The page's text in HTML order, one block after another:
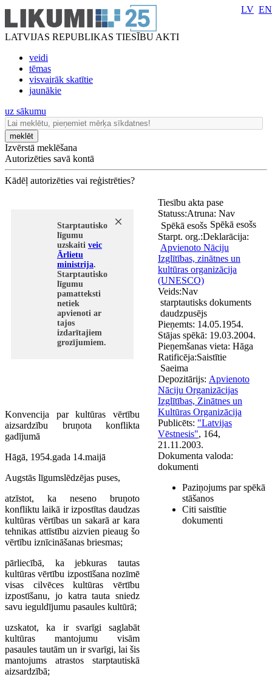
LATVIJAS REPUBLIKAS TIESĪBU AKTI
veidi
tēmas
visvairāk skatītie
jaunākie
LV EN
uz sākumu
meklēt
Izvērstā meklēšana
Autorizēties savā kontā
Kādēļ autorizēties vai reģistrēties?
Starptautisko
līgumu
uzskaiti veic
Ārlietu
ministrija.
Starptautisko
līgumu
pamatteksti
netiek
apvienoti ar
tajos
izdarītajiem
grozījumiem.
Konvencija par kultūras vērtību
aizsardzību bruņota konflikta
gadījumā
Hāgā, 1954.gada 14.maijā
Augstās līgumslēdzējas puses,
atzīstot, ka neseno bruņoto
konfliktu laikā ir izpostītas daudzas
kultūras vērtības un sakarā ar kara
tehnikas attīstību aizvien pieaug šo
vērtību iznīcināšanas briesmas;
pārliecībā, ka jebkuras tautas
kultūras vērtību izpostīšana nozīmē
visas cilvēces kultūras vērtību
izpostīšanu, jo katra tauta sniedz
savu ieguldījumu pasaules kultūrā;
uzskatot, ka ir svarīgi saglabāt
kultūras mantojumu visām
pasaules tautām un ir svarīgi, lai šis
mantojums atrastos starptautiskā
aizsardzībā;
Tiesību akta pase
Statuss:
Spēkā esošs Spēkā esošs
Starpt. org.:
Apvienoto Nāciju
Izglītības, zinātnes un
kultūras organizācija
(UNESCO)
Veids:
starptautisks dokuments
daudzpusējs
Pieņemts: 14.05.1954.
Stājas spēkā: 19.03.2004.
Pieņemšanas vieta: Hāga
Ratificēja:
Saeima
Atruna: Nav
Deklarācija:
Nav
Depozitārijs: Apvienoto
Nāciju Organizācijas
Izglītības, Zinātnes un
Kultūras Organizācija
Publicēts: "Latvijas
Vēstnesis", 164,
21.11.2003.
Dokumenta valoda:
Saistītie
dokumenti
Paziņojums par spēkā
stāšanos
Citi saistītie
dokumenti